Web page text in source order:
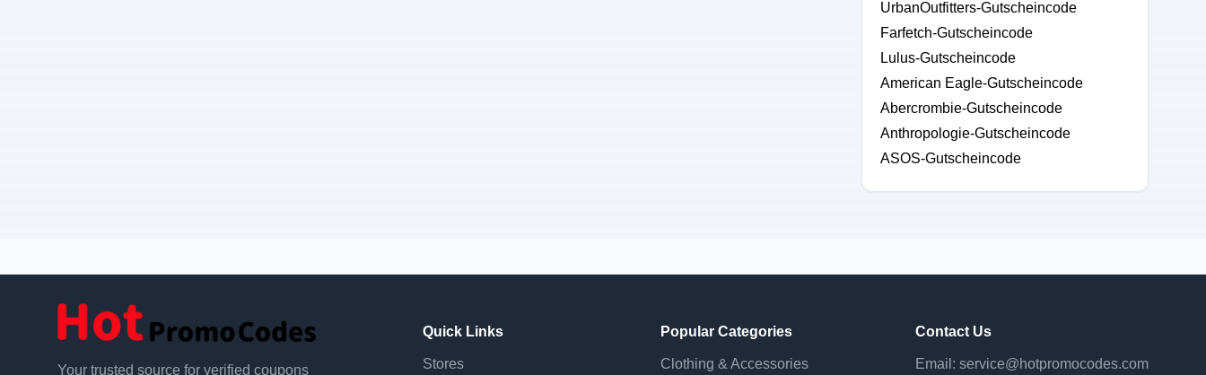
UrbanOutfitters-Gutscheincode
Farfetch-Gutscheincode
Lulus-Gutscheincode
American Eagle-Gutscheincode
Abercrombie-Gutscheincode
Anthropologie-Gutscheincode
ASOS-Gutscheincode
Your trusted source for verified coupons
Quick Links
Stores
Popular Categories
Clothing & Accessories
Contact Us
Email: service@hotpromocodes.com